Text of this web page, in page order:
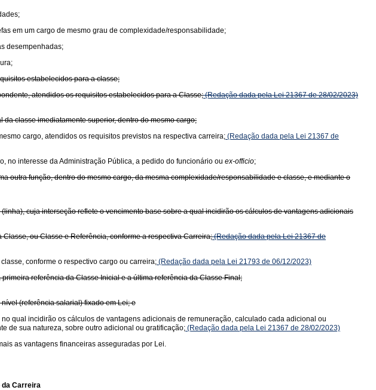
em um cargo de mesmo grau de complexidade/responsabilidade;
desempenhadas;
estabelecidos para a classe;
atendidos os requisitos estabelecidos para a Classe;(Redação dada pela Lei 21367 de 28/02/2023)
classe imediatamente superior, dentro do mesmo cargo;
cargo, atendidos os requisitos previstos na respectiva carreira; (Redação dada pela Lei 21367 de
no interesse da Administração Pública, a pedido do funcionário ou ex-officio;
outra função, dentro do mesmo cargo, da mesma complexidade/responsabilidade e classe, e mediante o
cuja interseção reflete o vencimento base sobre a qual incidirão os cálculos de vantagens adicionais
ou Classe e Referência, conforme a respectiva Carreira;(Redação dada pela Lei 21367 de
conforme o respectivo cargo ou carreira; (Redação dada pela Lei 21793 de 06/12/2023)
referência da Classe Inicial e a última referência da Classe Final;
(referência salarial) fixado em Lei; e
qual incidirão os cálculos de vantagens adicionais de remuneração, calculado cada adicional ou
de sua natureza, sobre outro adicional ou gratificação; (Redação dada pela Lei 21367 de 28/02/2023)
as vantagens financeiras asseguradas por Lei.
da Carreira